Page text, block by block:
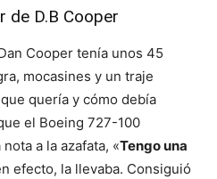
de D.B Cooper
Cooper tenía unos 45
mocasines y un traje
quería y cómo debía
el Boeing 727-100
a la azafata, «Tengo una
efecto, la llevaba. Consiguió